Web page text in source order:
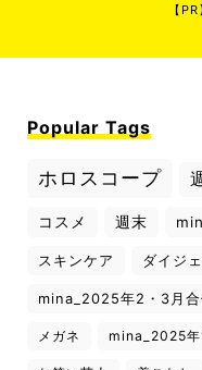
【PR
Popular Tags
ホロスコープ
コスメ 週末
スキンケア ダイジ
mina_2025年2・3月合
メガネ mina_2025年